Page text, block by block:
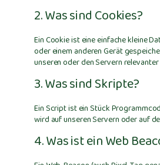
2. Was sind Cookies?
Ein Cookie ist eine einfache kleine
oder einem anderen Gerät
unseren oder den Servern
3. Was sind Skripte?
Ein Script ist ein Stück
wird auf unseren Servern oder auf
4. Was ist ein Web